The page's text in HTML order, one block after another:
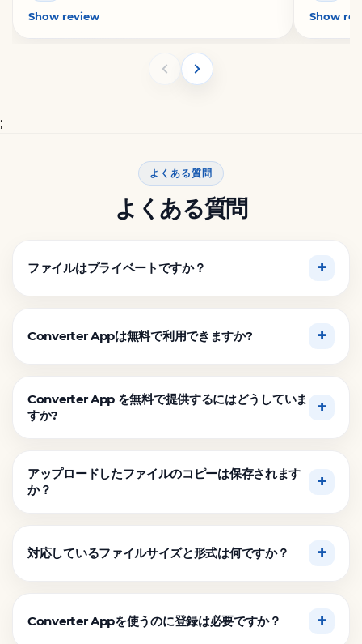
Show review Show
;
よくある質問
よくある質問
ファイルはプライベートですか？
Converter Appは無料で利用できますか?
Converter App を無料で提供するにはどうしていま
すか?
アップロードしたファイルのコピーは保存されます
か？
対応しているファイルサイズと形式は何ですか？
Converter Appを使うのに登録は必要ですか？